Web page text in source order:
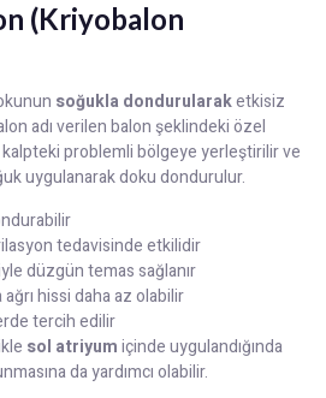
(Kriyobalon
soğukla dondurularaketkisiz
adı verilen balon şeklindeki özel
kalpteki problemli bölgeye yerleştirilir ve
uygulanarak doku dondurulur.
tedavisinde etkilidir
düzgün temas sağlanır
ağrı hissi daha az olabilir
tercih edilir
sol atriyumiçinde uygulandığında
da yardımcı olabilir.